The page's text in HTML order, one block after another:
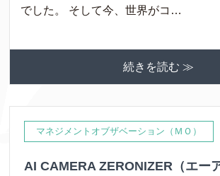
でした。 そして今、世界がコ…
続きを読む ≫
マネジメントオブザベーション（ＭＯ）
AI CAMERA ZERONIZER（エ